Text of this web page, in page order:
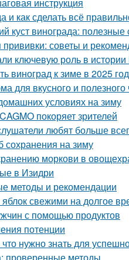
и как сделать всё
куст винограда: полезные
советы и
ключевую роль в
виноград к зиме в 2025
для вкусного и полезного
условиях на зиму
покоряет зрителей
любят больше
сохранения на зиму
моркови в
в Изидри
методы и рекомендации
свежими на долгое
с помощью продуктов
потенции
нужно знать для